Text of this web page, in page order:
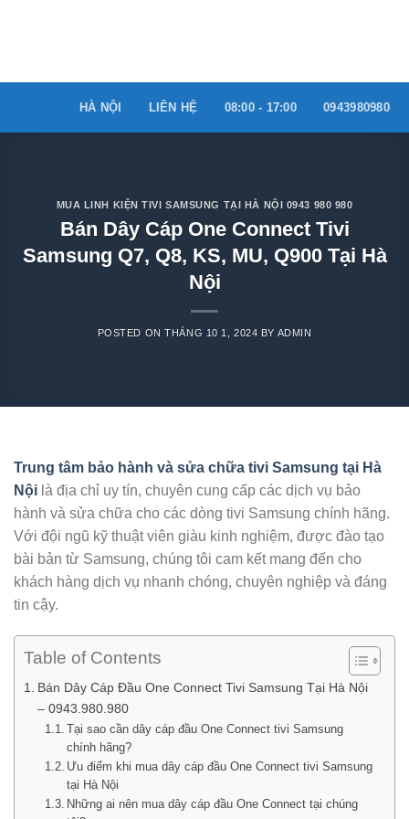
HÀ NỘI LIÊN HỆ 08:00 - 17:00 0943980980
MUA LINH KIỆN TIVI SAMSUNG TẠI HÀ NỘI 0943 980 980
Bán Dây Cáp One Connect Tivi
Samsung Q7, Q8, KS, MU, Q900 Tại Hà
Nội
POSTED ONTHÁNG 10 1, 2024 BY ADMIN
Trung tâm bảo hành và sửa chữa tivi Samsung tại Hà
Nội là địa chỉ uy tín, chuyên cung cấp các dịch vụ bảo
hành và sửa chữa cho các dòng tivi Samsung chính hãng.
Với đội ngũ kỹ thuật viên giàu kinh nghiệm, được đào tạo
bài bản từ Samsung, chúng tôi cam kết mang đến cho
khách hàng dịch vụ nhanh chóng, chuyên nghiệp và đáng
tin cậy.
Table of Contents
Bán Dây Cáp Đầu One Connect Tivi Samsung Tại Hà Nội
– 0943.980.980
Tại sao cần dây cáp đầu One Connect tivi Samsung
chính hãng?
Ưu điểm khi mua dây cáp đầu One Connect tivi Samsung
tại Hà Nội
Những ai nên mua dây cáp đầu One Connect tại chúng